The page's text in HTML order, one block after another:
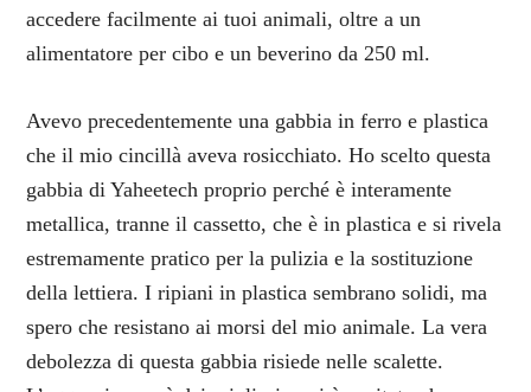
accedere facilmente ai tuoi animali, oltre a un
alimentatore per cibo e un beverino da 250 ml.
Avevo precedentemente una gabbia in ferro e plastica
che il mio cincillà aveva rosicchiato. Ho scelto questa
gabbia di Yaheetech proprio perché è interamente
metallica, tranne il cassetto, che è in plastica e si rivela
estremamente pratico per la pulizia e la sostituzione
della lettiera. I ripiani in plastica sembrano solidi, ma
spero che resistano ai morsi del mio animale. La vera
debolezza di questa gabbia risiede nelle scalette.